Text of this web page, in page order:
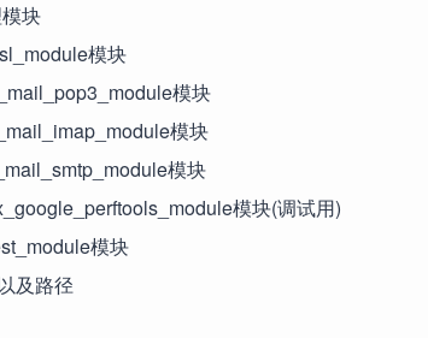
块
模块
模块
模块
模块
模块(调试用)
模块
及路径